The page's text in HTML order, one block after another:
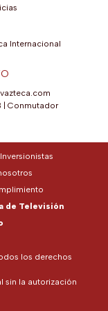
Internacional
Conmutador
los derechos
sin la autorización
Inversionistas
de Televisión